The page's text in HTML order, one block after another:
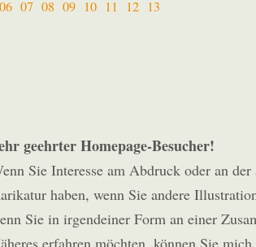
06 07 08 09 10 11 12 13
geehrter Homepage-Besucher!
Sie Interesse am Abdruck oder an
haben, wenn Sie andere
Sie in irgendeiner Form an einer
erfahren möchten, können Sie